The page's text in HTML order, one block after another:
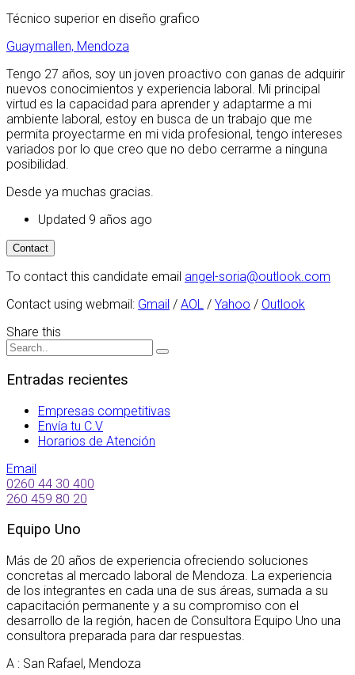
Técnico superior en diseño grafico
Guaymallen, Mendoza
Tengo 27 años, soy un joven proactivo con ganas de adquirir
nuevos conocimientos y experiencia laboral. Mi principal
virtud es la capacidad para aprender y adaptarme a mi
ambiente laboral, estoy en busca de un trabajo que me
permita proyectarme en mi vida profesional, tengo intereses
variados por lo que creo que no debo cerrarme a ninguna
posibilidad.
Desde ya muchas gracias.
Updated 9 años ago
To contact this candidate email angel-soria@outlook.com
Contact using webmail: Gmail / AOL / Yahoo / Outlook
Share this
Entradas recientes
Empresas competitivas
Envía tu C.V
Horarios de Atención
Email
0260 44 30 400
260 459 80 20
Equipo Uno
Más de 20 años de experiencia ofreciendo soluciones
concretas al mercado laboral de Mendoza. La experiencia
de los integrantes en cada una de sus áreas, sumada a su
capacitación permanente y a su compromiso con el
desarrollo de la región, hacen de Consultora Equipo Uno una
consultora preparada para dar respuestas.
A : San Rafael, Mendoza